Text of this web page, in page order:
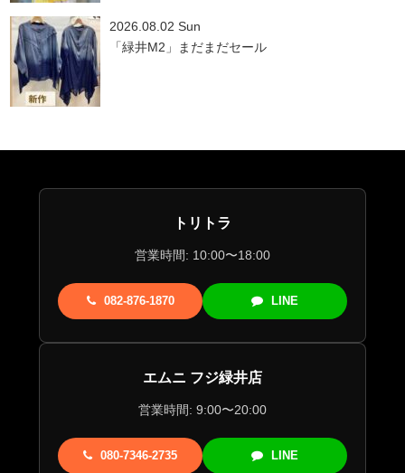
2026.08.02 Sun
「緑井M2」まだまだセール
トリトラ
営業時間: 10:00〜18:00
082-876-1870 LINE
エムニ フジ緑井店
営業時間: 9:00〜20:00
080-7346-2735 LINE